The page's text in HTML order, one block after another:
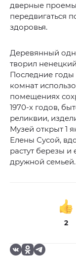
дверные
передвигаться
здоровья.
Деревянный
творил
Последние годы
комнат
помещениях
1970-х годов,
реликвии,
Музей открыт 1
Елены Сусой,
растут березы
дружной семьей.
2